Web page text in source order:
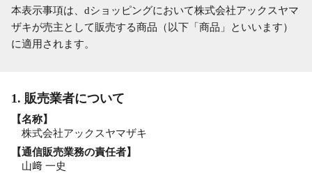
本表示事項は、dショッピングにおいて株式会社アックスヤマ
ザキが売主として販売する商品（以下「商品」といいます）
に適用されます。
1. 販売業者について
【名称】
株式会社アックスヤマザキ
【通信販売業務の責任者】
山﨑 一史